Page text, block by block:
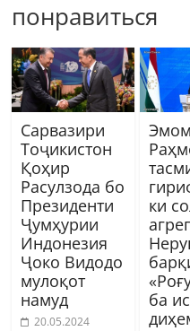
понравиться
Сарвазири
Тоҷикистон
Қоҳир
Расулзода бо
Президенти
Ҷумҳурии
Индонезия
Ҷоко Видодо
мулоқот
намуд
20.05.2024
ки
ба